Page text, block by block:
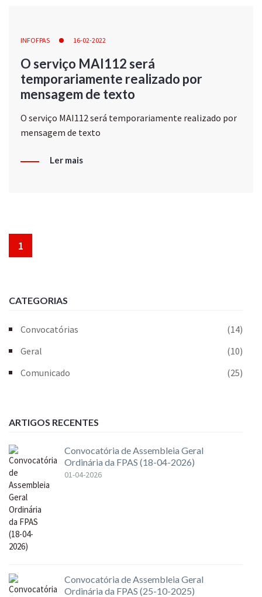
INFOFPAS 16-02-2022
O serviço MAI112 será
temporariamente realizado por
mensagem de texto
O serviço MAI112 será temporariamente realizado por
mensagem de texto
Ler mais
1
CATEGORIAS
Convocatórias
(14)
Geral
(10)
Comunicado
(25)
ARTIGOS RECENTES
Convocatória de Assembleia Geral
Ordinária da FPAS (18-04-2026)
01-04-2026
Convocatória de Assembleia Geral
Ordinária da FPAS (25-10-2025)